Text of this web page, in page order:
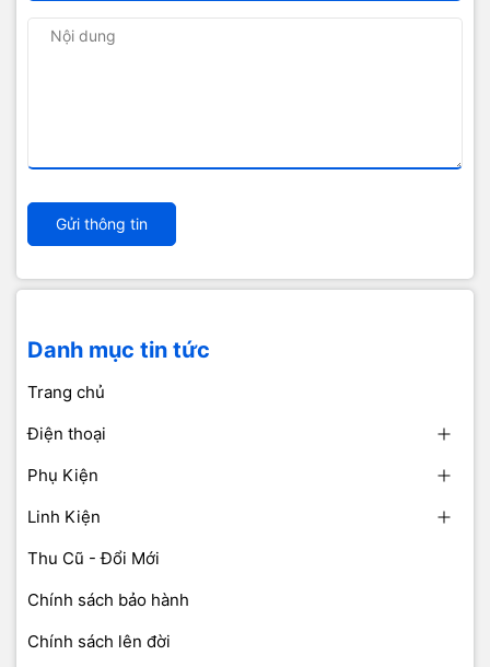
Gửi thông tin
Danh mục tin tức
Trang chủ
Điện thoại
Phụ Kiện
Linh Kiện
Thu Cũ - Đổi Mới
Chính sách bảo hành
Chính sách lên đời